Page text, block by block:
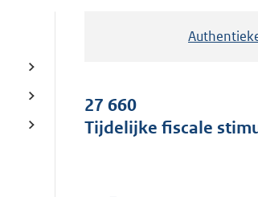
27 660
Tijdelijke fiscale